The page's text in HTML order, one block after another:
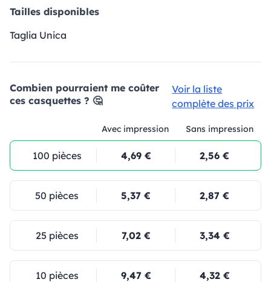
Tailles disponibles
Taglia Unica
Combien pourraient me coûter
ces casquettes ? 🤔
Voir la liste
complète des prix
Avec impression Sans impression
100 pièces 4,69 € 2,56 €
50 pièces 5,37 € 2,87 €
25 pièces 7,02 € 3,34 €
10 pièces 9,47 € 4,32 €